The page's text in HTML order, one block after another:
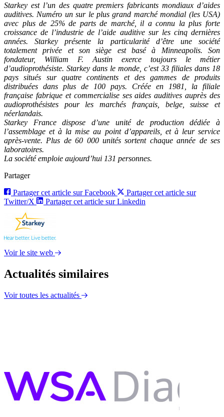
Starkey est l’un des quatre premiers fabricants mondiaux d’aides
auditives. Numéro un sur le plus grand marché mondial (les USA)
avec plus de 25% de parts de marché, il a connu la plus forte
croissance de l’industrie de l’aide auditive sur les cinq dernières
années. Starkey présente la particularité d’être une société
totalement privée et son siège est basé à Minneapolis. Son
fondateur, William F. Austin exerce toujours le métier
d’audioprothésiste. Starkey dans le monde, c’est 33 filiales dans 18
pays situés sur quatre continents et des gammes de produits
distribuées dans plus de 100 pays. Créée en 1981, la filiale
française fabrique et commercialise ses aides auditives auprès des
audioprothésistes pour les marchés français, belge, suisse et
néerlandais.
Starkey France dispose d’une unité de production dédiée à
l’assemblage et à la mise au point d’appareils, et à leur service
après-vente. Plus de 60 000 unités sortent chaque année de ses
laboratoires.
La société emploie aujourd’hui 131 personnes.
Partager
Partager cet article sur Facebook
Partager cet article sur
Twitter/X
Partager cet article sur Linkedin
Voir le site web
Actualités similaires
Voir toutes les actualités